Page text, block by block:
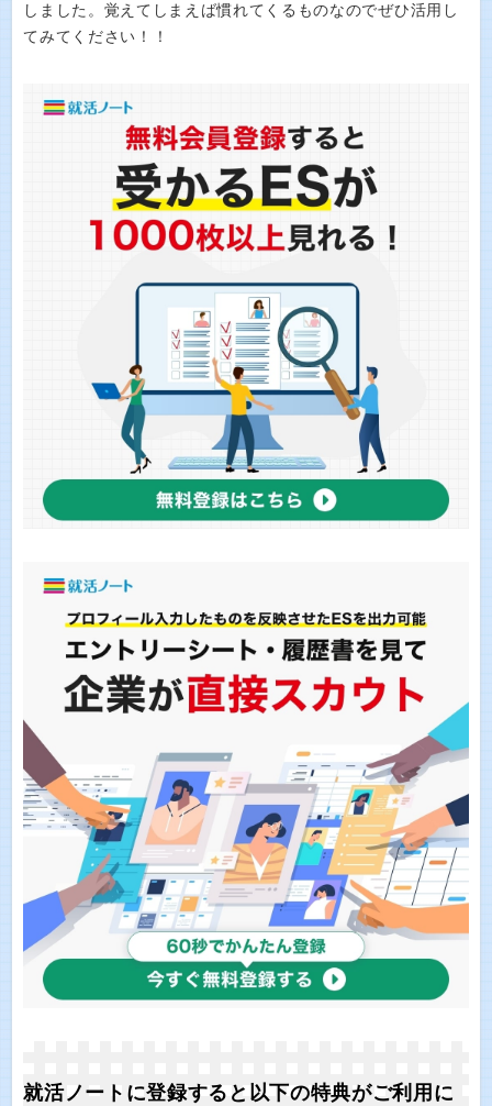
しました。覚えてしまえば慣れてくるものなのでぜひ活用し
てみてください！！
就活ノートに登録すると以下の特典がご利用に